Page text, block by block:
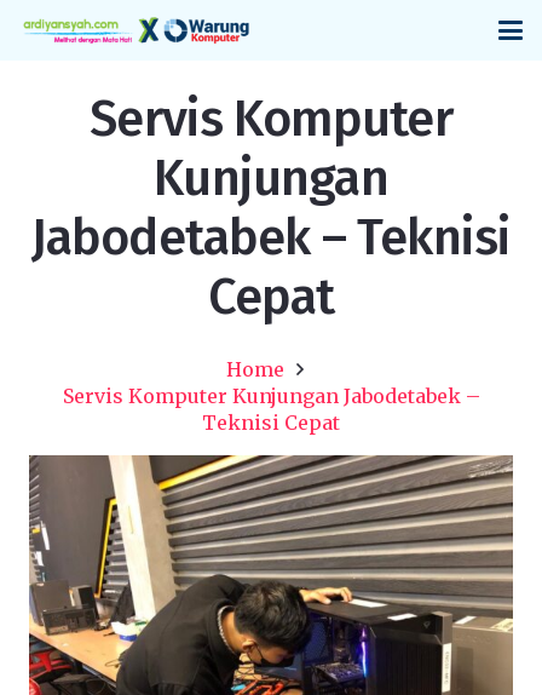
Servis Komputer
Kunjungan
Jabodetabek – Teknisi
Cepat
Home
Servis Komputer Kunjungan Jabodetabek –
Teknisi Cepat